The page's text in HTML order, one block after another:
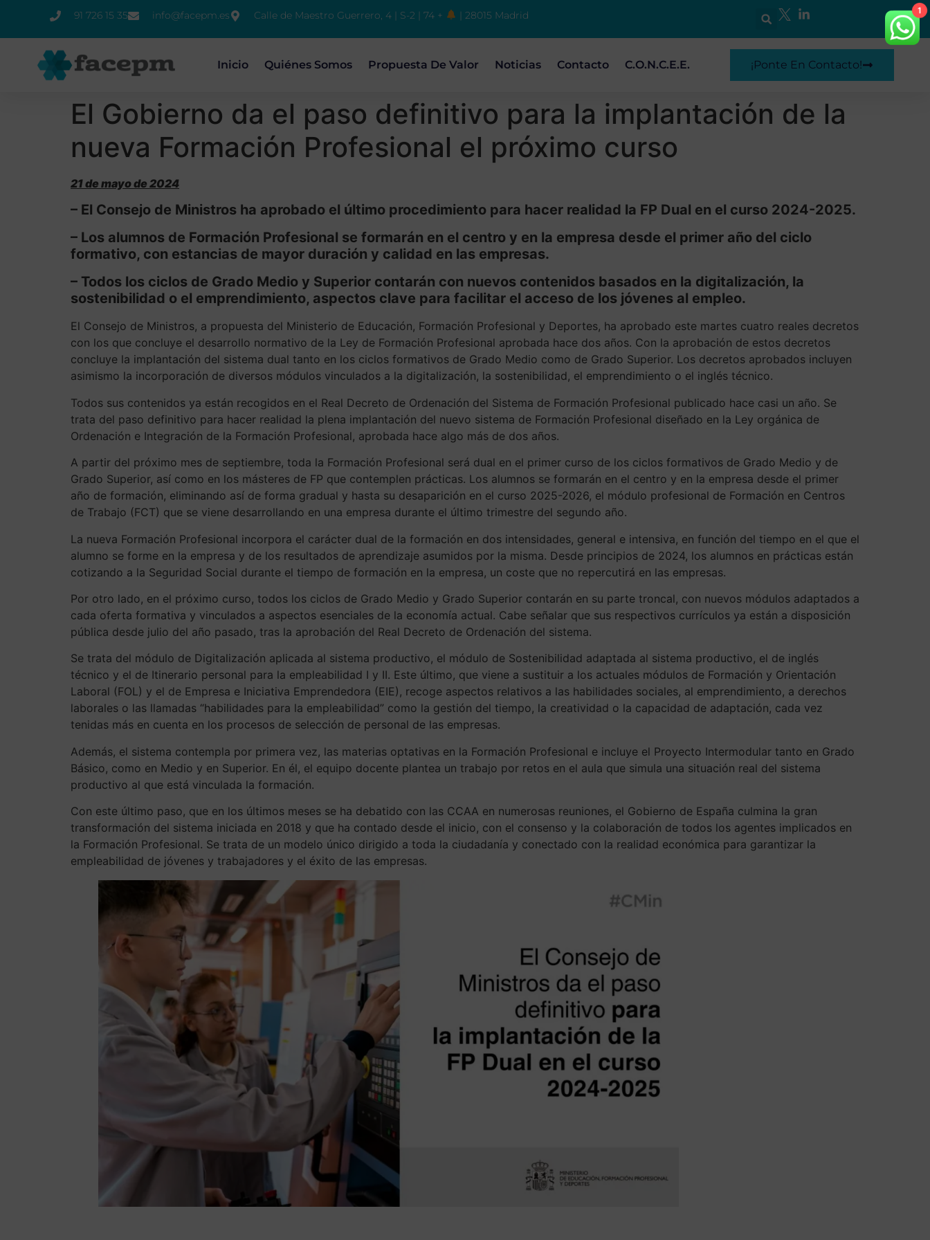
91 726 15 35 info@facepm.es Calle de Maestro Guerrero, 4 | S-2 | 74 + | 28015 Madrid
Inicio Quiénes Somos Propuesta De Valor Noticias Contacto C.O.N.C.E.E. ¡Ponte En Contacto!
El Gobierno da el paso definitivo para la implantación de la
nueva Formación Profesional el próximo curso
21 de mayo de 2024
– El Consejo de Ministros ha aprobado el último procedimiento para hacer realidad la FP Dual en el curso 2024-2025.
– Los alumnos de Formación Profesional se formarán en el centro y en la empresa desde el primer año del ciclo
formativo, con estancias de mayor duración y calidad en las empresas.
– Todos los ciclos de Grado Medio y Superior contarán con nuevos contenidos basados en la digitalización, la
sostenibilidad o el emprendimiento, aspectos clave para facilitar el acceso de los jóvenes al empleo.
El Consejo de Ministros, a propuesta del Ministerio de Educación, Formación Profesional y Deportes, ha aprobado este martes cuatro reales decretos
con los que concluye el desarrollo normativo de la Ley de Formación Profesional aprobada hace dos años. Con la aprobación de estos decretos
concluye la implantación del sistema dual tanto en los ciclos formativos de Grado Medio como de Grado Superior. Los decretos aprobados incluyen
asimismo la incorporación de diversos módulos vinculados a la digitalización, la sostenibilidad, el emprendimiento o el inglés técnico.
Todos sus contenidos ya están recogidos en el Real Decreto de Ordenación del Sistema de Formación Profesional publicado hace casi un año. Se
trata del paso definitivo para hacer realidad la plena implantación del nuevo sistema de Formación Profesional diseñado en la Ley orgánica de
Ordenación e Integración de la Formación Profesional, aprobada hace algo más de dos años.
A partir del próximo mes de septiembre, toda la Formación Profesional será dual en el primer curso de los ciclos formativos de Grado Medio y de
Grado Superior, así como en los másteres de FP que contemplen prácticas. Los alumnos se formarán en el centro y en la empresa desde el primer
año de formación, eliminando así de forma gradual y hasta su desaparición en el curso 2025-2026, el módulo profesional de Formación en Centros
de Trabajo (FCT) que se viene desarrollando en una empresa durante el último trimestre del segundo año.
La nueva Formación Profesional incorpora el carácter dual de la formación en dos intensidades, general e intensiva, en función del tiempo en el que el
alumno se forme en la empresa y de los resultados de aprendizaje asumidos por la misma. Desde principios de 2024, los alumnos en prácticas están
cotizando a la Seguridad Social durante el tiempo de formación en la empresa, un coste que no repercutirá en las empresas.
Por otro lado, en el próximo curso, todos los ciclos de Grado Medio y Grado Superior contarán en su parte troncal, con nuevos módulos adaptados a
cada oferta formativa y vinculados a aspectos esenciales de la economía actual. Cabe señalar que sus respectivos currículos ya están a disposición
pública desde julio del año pasado, tras la aprobación del Real Decreto de Ordenación del sistema.
Se trata del módulo de Digitalización aplicada al sistema productivo, el módulo de Sostenibilidad adaptada al sistema productivo, el de inglés
técnico y el de Itinerario personal para la empleabilidad I y II. Este último, que viene a sustituir a los actuales módulos de Formación y Orientación
Laboral (FOL) y el de Empresa e Iniciativa Emprendedora (EIE), recoge aspectos relativos a las habilidades sociales, al emprendimiento, a derechos
laborales o las llamadas “habilidades para la empleabilidad” como la gestión del tiempo, la creatividad o la capacidad de adaptación, cada vez
tenidas más en cuenta en los procesos de selección de personal de las empresas.
Además, el sistema contempla por primera vez, las materias optativas en la Formación Profesional e incluye el Proyecto Intermodular tanto en Grado
Básico, como en Medio y en Superior. En él, el equipo docente plantea un trabajo por retos en el aula que simula una situación real del sistema
productivo al que está vinculada la formación.
Con este último paso, que en los últimos meses se ha debatido con las CCAA en numerosas reuniones, el Gobierno de España culmina la gran
transformación del sistema iniciada en 2018 y que ha contado desde el inicio, con el consenso y la colaboración de todos los agentes implicados en
la Formación Profesional. Se trata de un modelo único dirigido a toda la ciudadanía y conectado con la realidad económica para garantizar la
empleabilidad de jóvenes y trabajadores y el éxito de las empresas.
1